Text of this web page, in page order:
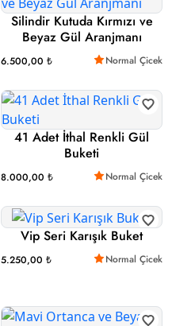
Silindir Kutuda Kırmızı ve
Beyaz Gül Aranjmanı
6.500,00 ₺ Normal Çicek
41 Adet İthal Renkli Gül
Buketi
8.000,00 ₺ Normal Çicek
Vip Seri Karışık Buket
5.250,00 ₺ Normal Çicek